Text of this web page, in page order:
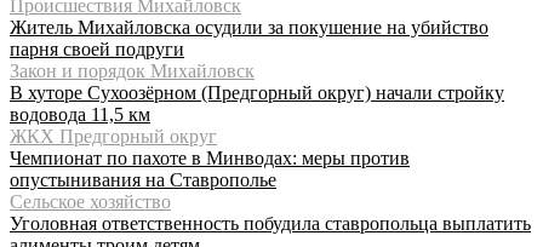
Происшествия Михайловск
Житель Михайловска осудили за покушение на убийство
парня своей подруги
Закон и порядок Михайловск
В хуторе Сухоозёрном (Предгорный округ) начали стройку
водовода 11,5 км
ЖКХ Предгорный округ
Чемпионат по пахоте в Минводах: меры против
опустынивания на Ставрополье
Сельское хозяйство
Уголовная ответственность побудила ставропольца выплатить